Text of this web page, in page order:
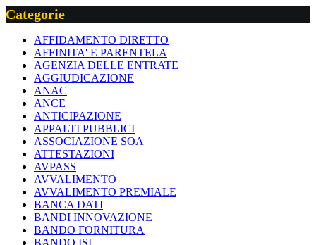
Categorie
AFFIDAMENTO DIRETTO
AFFINITA' E PARENTELA
AGENZIA DELLE ENTRATE
AGGIUDICAZIONE
ANAC
ANCE
ANTICIPAZIONE
APPALTI PUBBLICI
ASSOCIAZIONE SOA
ATTESTAZIONI
AVPASS
AVVALIMENTO
AVVALIMENTO PREMIALE
BANCA DATI
BANDI INNOVAZIONE
BANDO FORNITURA